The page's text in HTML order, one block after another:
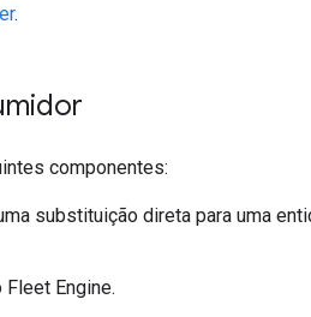
.
componentes:
substituição direta para uma
Engine.